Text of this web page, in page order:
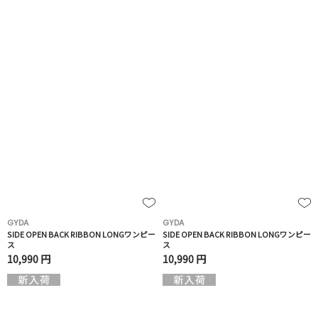
GYDA
SIDE OPEN BACK RIBBON LONGワンピー
ス
10,990 円
GYDA
SIDE OPEN BACK RIBBON LONGワンピー
ス
10,990 円